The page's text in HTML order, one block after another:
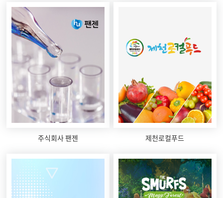
주식회사 팬젠 제천로컬푸드